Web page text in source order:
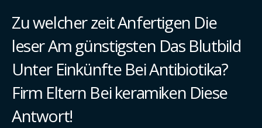
Zu welcher zeit Anfertigen Die
leser Am günstigsten Das Blutbild
Unter Einkünfte Bei Antibiotika?
Firm Eltern Bei keramiken Diese
Antwort!